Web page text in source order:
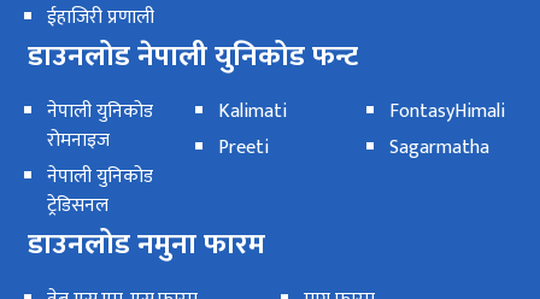
ईहाजिरी प्रणाली
डाउनलोड नेपाली युनिकोड फन्ट
नेपाली युनिकोड
रोमनाइज
नेपाली युनिकोड
ट्रेडिसनल
Kalimati
Preeti
FontasyHimali
Sagarmatha
डाउनलोड नमुना फारम